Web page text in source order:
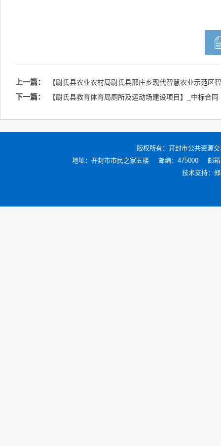
上一篇： 【尉氏县农业农村局尉氏县邢庄乡现代智慧农业示范
下一篇： 【尉氏县教育体育局厕所及运动场建设项目】_中标合同
版权所有： 开封市公共资源
地址：开封市市民之家五楼
邮编：475000
邮
技术支持：